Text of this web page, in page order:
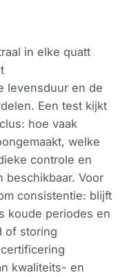
in elke quatt
levensduur en de
Een test kijkt
hoe vaak
welke
controle en
beschikbaar. Voor
consistentie: blijft
koude periodes en
of storing
kwaliteits- en